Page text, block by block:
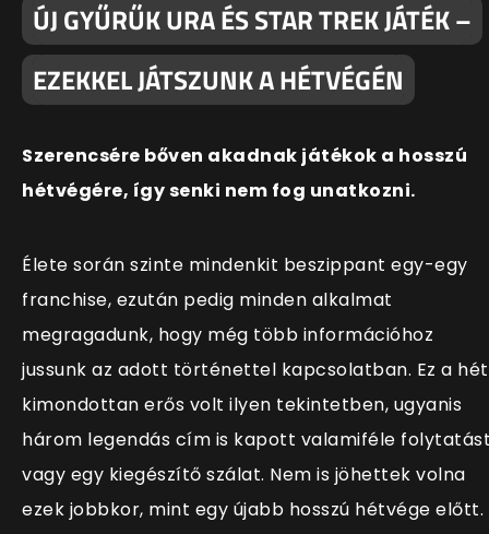
ÚJ GYŰRŰK URA ÉS STAR TREK JÁTÉK –
EZEKKEL JÁTSZUNK A HÉTVÉGÉN
Szerencsére bőven akadnak játékok a hosszú
hétvégére, így senki nem fog unatkozni.
Élete során szinte mindenkit beszippant egy-egy
franchise, ezután pedig minden alkalmat
megragadunk, hogy még több információhoz
jussunk az adott történettel kapcsolatban. Ez a hét
kimondottan erős volt ilyen tekintetben, ugyanis
három legendás cím is kapott valamiféle
vagy egy kiegészítő szálat. Nem is jöhettek volna
ezek jobbkor, mint egy újabb hosszú hétvége előtt.